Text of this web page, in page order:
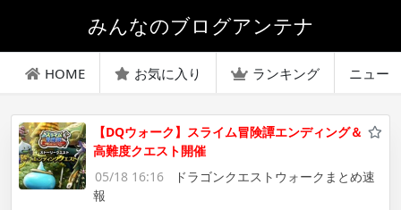
みんなのブログアンテナ
HOME お気に入り ランキング ニュー
【DQウォーク】スライム冒険譚エンディング＆
高難度クエスト開催
05/18 16:16
ドラゴンクエストウォークまとめ速
報